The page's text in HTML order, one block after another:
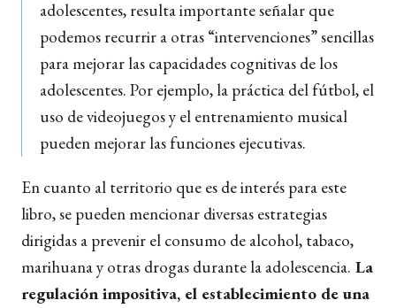
adolescentes, resulta importante señalar que
podemos recurrir a otras “intervenciones” sencillas
para mejorar las capacidades cognitivas de los
adolescentes. Por ejemplo, la práctica del fútbol, el
uso de videojuegos y el entrenamiento musical
pueden mejorar las funciones ejecutivas.
En cuanto al territorio que es de interés para este
libro, se pueden mencionar diversas estrategias
dirigidas a prevenir el consumo de alcohol, tabaco,
marihuana y otras drogas durante la adolescencia. La
regulación impositiva, el establecimiento de una